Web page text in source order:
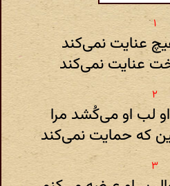
عنایت نمی‌کند
عنایت نمی‌کند
لب او می‌کُشد مرا
که حمایت نمی‌کند